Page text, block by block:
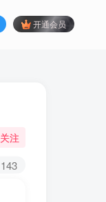
开通会员
关注
143